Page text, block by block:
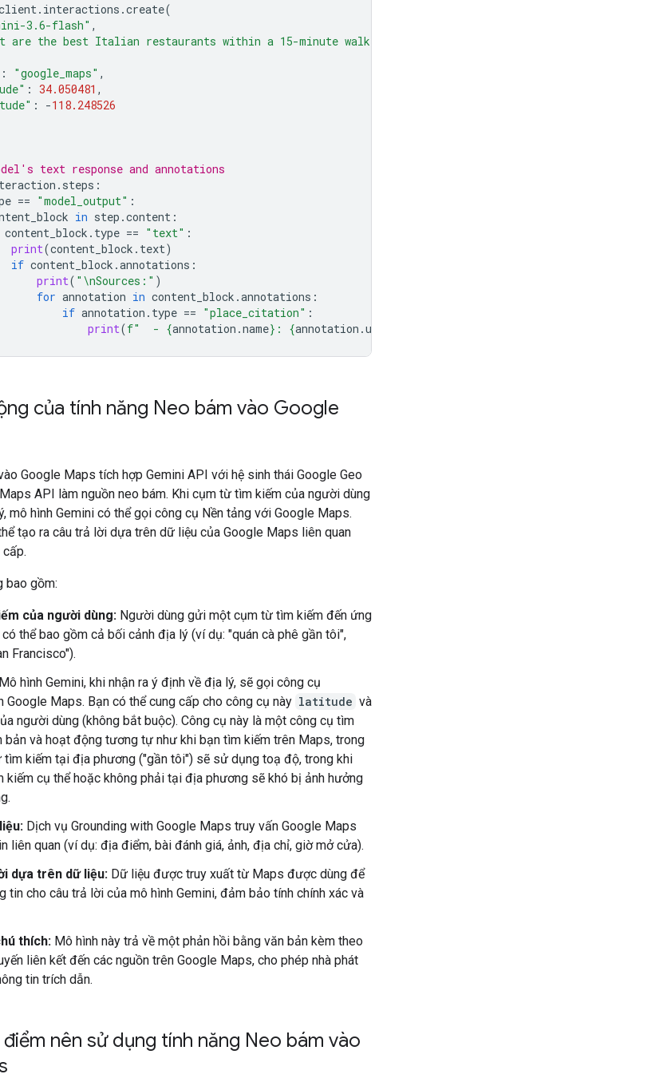
. interactions .create(
3.6-flash" ,
are the best Italian restaurants within a 15-minute walk from here?"
: "google_maps" ,
: 34.050481 ,
: -118.248526
text response and annotations
. steps :
== "model_output" :
in step .content :
content_block . type == "text" :
print(content_block . text)
if content_block .annotations :
print( " \nSources:" )
for annotation in content_block .annotations :
if annotation . type == "place_citation" :
print(f"  - {annotation .name} : {annotation .url
của tính năng Neo bám vào Google
Google Maps tích hợp Gemini API với hệ sinh thái Google Geo
API làm nguồn neo bám. Khi cụm từ tìm kiếm của người dùng
mô hình Gemini có thể gọi công cụ Nền tảng với Google Maps.
tạo ra câu trả lời dựa trên dữ liệu của Google Maps liên quan
bao gồm:
của người dùng: Người dùng gửi một cụm từ tìm kiếm đến ứng
thể bao gồm cả bối cảnh địa lý (ví dụ: "quán cà phê gần tôi",
Francisco").
Mô hình Gemini, khi nhận ra ý định về địa lý, sẽ gọi công cụ
Google Maps. Bạn có thể cung cấp cho công cụ này latitude và
người dùng (không bắt buộc). Công cụ này là một công cụ tìm
bản và hoạt động tương tự như khi bạn tìm kiếm trên Maps, trong
kiếm tại địa phương ("gần tôi") sẽ sử dụng toạ độ, trong khi
kiếm cụ thể hoặc không phải tại địa phương sẽ khó bị ảnh hưởng
Dịch vụ Grounding with Google Maps truy vấn Google Maps
liên quan (ví dụ: địa điểm, bài đánh giá, ảnh, địa chỉ, giờ mở cửa).
dựa trên dữ liệu: Dữ liệu được truy xuất từ Maps được dùng để
tin cho câu trả lời của mô hình Gemini, đảm bảo tính chính xác và
thích: Mô hình này trả về một phản hồi bằng văn bản kèm theo
liên kết đến các nguồn trên Google Maps, cho phép nhà phát
tin trích dẫn.
nên sử dụng tính năng Neo bám vào